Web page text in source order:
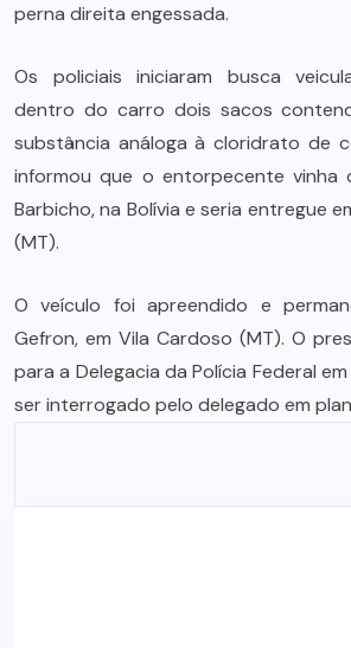
perna direita engessada.
Os policiais iniciaram busca
dentro do carro dois sacos
substância análoga à cloridrato de
informou que o entorpecente vinha
Barbicho, na Bolívia e seria entregue
(MT).
O veículo foi apreendido e
Gefron, em Vila Cardoso (MT). O
para a Delegacia da Polícia Federal
ser interrogado pelo delegado em